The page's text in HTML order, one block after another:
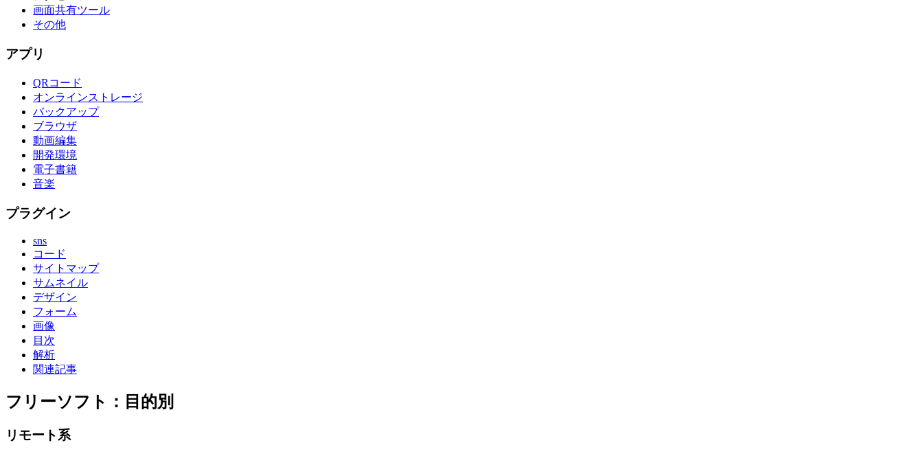
画面共有ツール
その他
アプリ
QRコード
オンラインストレージ
バックアップ
ブラウザ
動画編集
開発環境
電子書籍
音楽
プラグイン
sns
コード
サイトマップ
サムネイル
デザイン
フォーム
画像
目次
解析
関連記事
フリーソフト：目的別
リモート系